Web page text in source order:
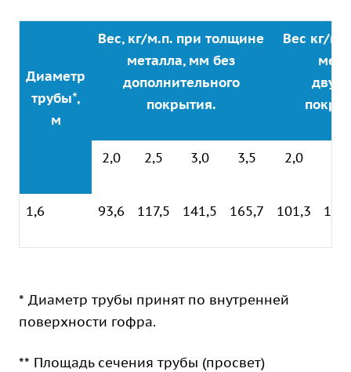
Диаметр
трубы*,
м
Вес, кг/м.п. при толщине
металла, мм без
дополнительного
покрытия.
Вес кг/
2,0 2,5 3,0 3,5 2,0
1,6 93,6 117,5 141,5 165,7 101,3
* Диаметр трубы принят по внутренней
поверхности гофра.
** Площадь сечения трубы (просвет)